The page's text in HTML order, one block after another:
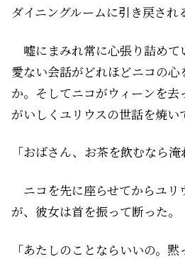
ダイニングルームに引き戻され
嘘にまみれ常に心張り詰めて
愛ない会話がどれほどニコの心
か。そしてニコがウィーンを
がいしくユリウスの世話を焼い
「おばさん、お茶を飲むなら淹
ニコを先に座らせてからユリ
が、彼女は首を振って断った。
「あたしのことならいいの。